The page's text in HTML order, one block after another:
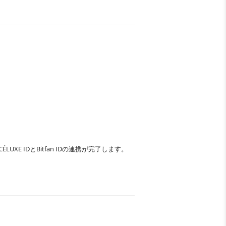
IDとBitfan IDの連携が完了します。